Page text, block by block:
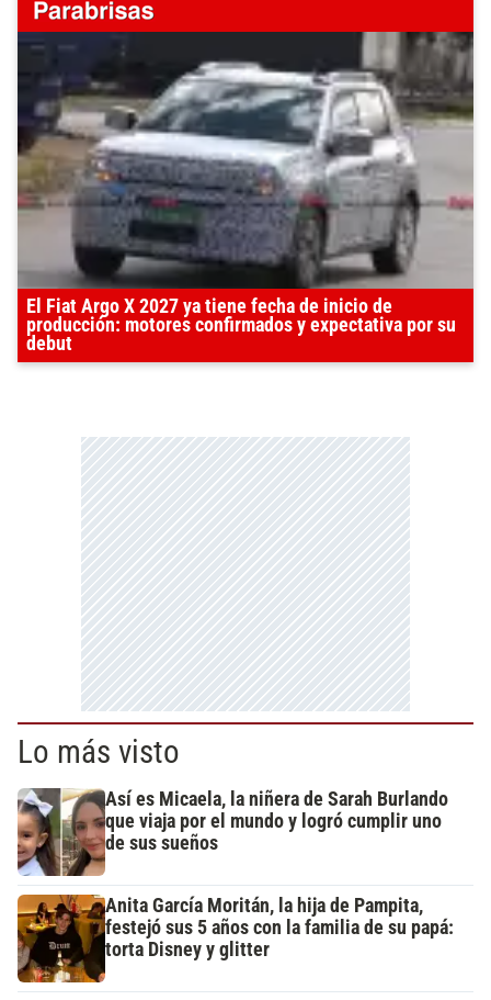
El Fiat Argo X 2027 ya tiene fecha de inicio de
producción: motores confirmados y expectativa por su
debut
Lo más visto
Así es Micaela, la niñera de Sarah Burlando
que viaja por el mundo y logró cumplir uno
de sus sueños
Anita García Moritán, la hija de Pampita,
festejó sus 5 años con la familia de su papá:
torta Disney y glitter